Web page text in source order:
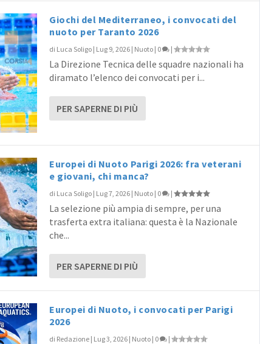
Giochi del Mediterraneo, i convocati del
nuoto per Taranto 2026
di Luca Soligo | Lug 9, 2026 | Nuoto | 0 |
La Direzione Tecnica delle squadre nazionali ha
diramato l’elenco dei convocati per i...
PER SAPERNE DI PIÙ
Europei di Nuoto Parigi 2026: fra veterani
e giovani, chi manca?
di Luca Soligo | Lug 7, 2026 | Nuoto | 0 |
La selezione più ampia di sempre, per una
trasferta extra italiana: questa è la Nazionale
che...
PER SAPERNE DI PIÙ
Europei di Nuoto, i convocati per Parigi
2026
di Redazione | Lug 3, 2026 | Nuoto | 0 |